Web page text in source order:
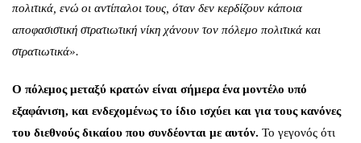
πολιτικά, ενώ οι αντίπαλοι τους, όταν δεν κερδίζουν κάποια
αποφασιστική στρατιωτική νίκη χάνουν τον πόλεμο πολιτικά και
στρατιωτικά».
Ο πόλεμος μεταξύ κρατών είναι σήμερα ένα μοντέλο υπό
εξαφάνιση, και ενδεχομένως το ίδιο ισχύει και για τους κανόνες
του διεθνούς δικαίου που συνδέονται με αυτόν. Το γεγονός ότι